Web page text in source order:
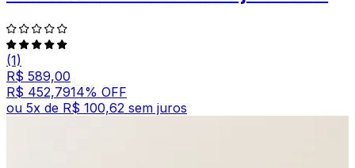
(1)
R$ 589,00
R$ 452,7914% OFF
ou 5x de R$ 100,62 sem juros